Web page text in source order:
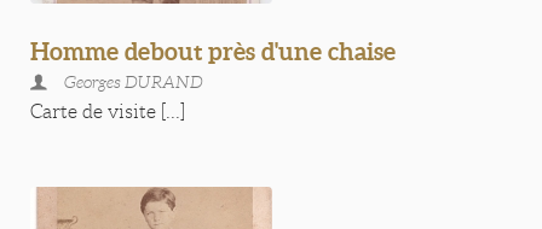
Homme debout près d'une chaise
Georges DURAND
Carte de visite [...]